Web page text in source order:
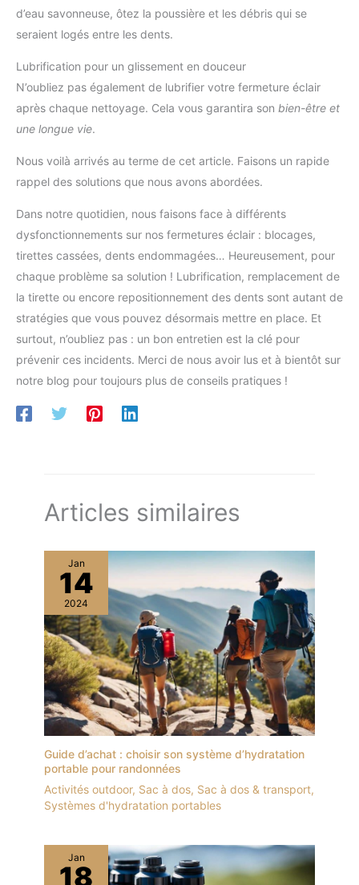
d’eau savonneuse, ôtez la poussière et les débris qui se
seraient logés entre les dents.
Lubrification pour un glissement en douceur
N’oubliez pas également de lubrifier votre fermeture éclair
après chaque nettoyage. Cela vous garantira son bien-être et
une longue vie.
Nous voilà arrivés au terme de cet article. Faisons un rapide
rappel des solutions que nous avons abordées.
Dans notre quotidien, nous faisons face à différents
dysfonctionnements sur nos fermetures éclair : blocages,
tirettes cassées, dents endommagées… Heureusement, pour
chaque problème sa solution ! Lubrification, remplacement de
la tirette ou encore repositionnement des dents sont autant de
stratégies que vous pouvez désormais mettre en place. Et
surtout, n’oubliez pas : un bon entretien est la clé pour
prévenir ces incidents. Merci de nous avoir lus et à bientôt sur
notre blog pour toujours plus de conseils pratiques !
Articles similaires
Jan
14
2024
Guide d’achat : choisir son système d’hydratation
portable pour randonnées
Activités outdoor, Sac à dos, Sac à dos & transport,
Systèmes d'hydratation portables
Jan
18